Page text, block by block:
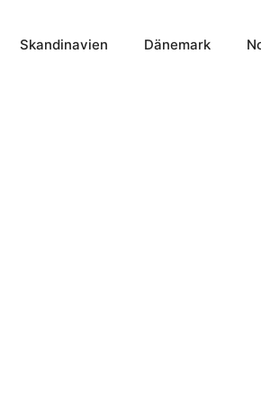
Skandinavien Dänemark